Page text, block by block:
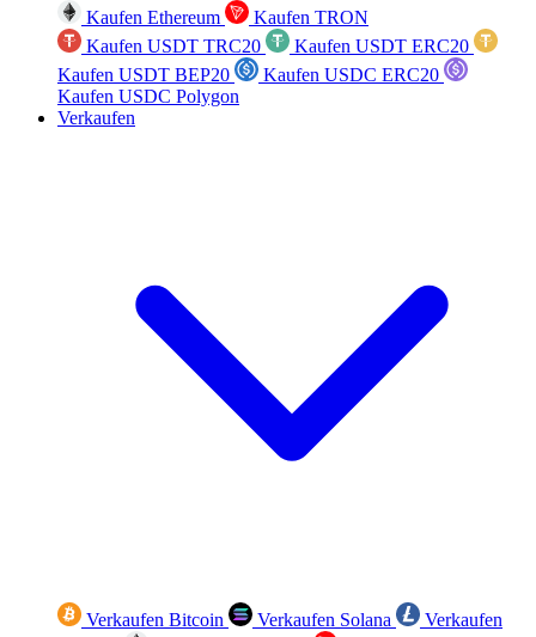
Kaufen Ethereum
Kaufen TRON
Kaufen USDT TRC20
Kaufen USDT ERC20
Kaufen USDT BEP20
Kaufen USDC ERC20
Kaufen USDC Polygon
Verkaufen
Verkaufen Bitcoin Verkaufen Solana
Verkaufen